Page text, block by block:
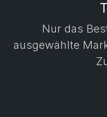
Nur das
ausgewählte